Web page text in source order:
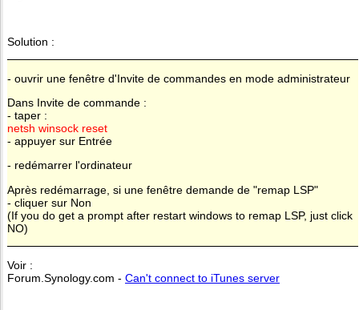
Solution :
- ouvrir une fenêtre d'Invite de commandes en mode administrateur
Dans Invite de commande :
- taper :
netsh winsock reset
- appuyer sur Entrée
- redémarrer l'ordinateur
Après redémarrage, si une fenêtre demande de "remap LSP"
- cliquer sur Non
(If you do get a prompt after restart windows to remap LSP, just click
NO)
Voir :
Forum.Synology.com - Can't connect to iTunes server